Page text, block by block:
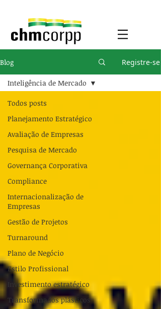
Blog Registre-se
Todos posts
Planejamento Estratégico
Avaliação de Empresas
Pesquisa de Mercado
Governança Corporativa
Compliance
Internacionalização de
Empresas
Gestão de Projetos
Turnaround
Plano de Negócio
Estilo Profissional
Investimento estratégico
Transformados plásticos
Inteligência de Mercado